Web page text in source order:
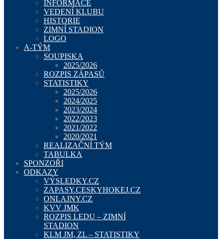
INFORMACE
VEDENÍ KLUBU
HISTORIE
ZIMNÍ STADION
LOGO
A-TÝM
SOUPISKA
2025/2026
ROZPIS ZÁPASŮ
STATISTIKY
2025/2026
2024/2025
2023/2024
2022/2023
2021/2022
2020/2021
REALIZAČNÍ TÝM
TABULKA
SPONZOŘI
ODKAZY
VÝSLEDKY.CZ
ZAPASY.CESKYHOKEJ.CZ
ONLAJNY.CZ
KVV JMK
ROZPIS LEDU – ZIMNÍ
STADION
KLM JM, ZL – STATISTIKY